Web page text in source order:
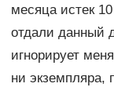
месяца истек
отдали данный
игнорирует
ни экземпляра,